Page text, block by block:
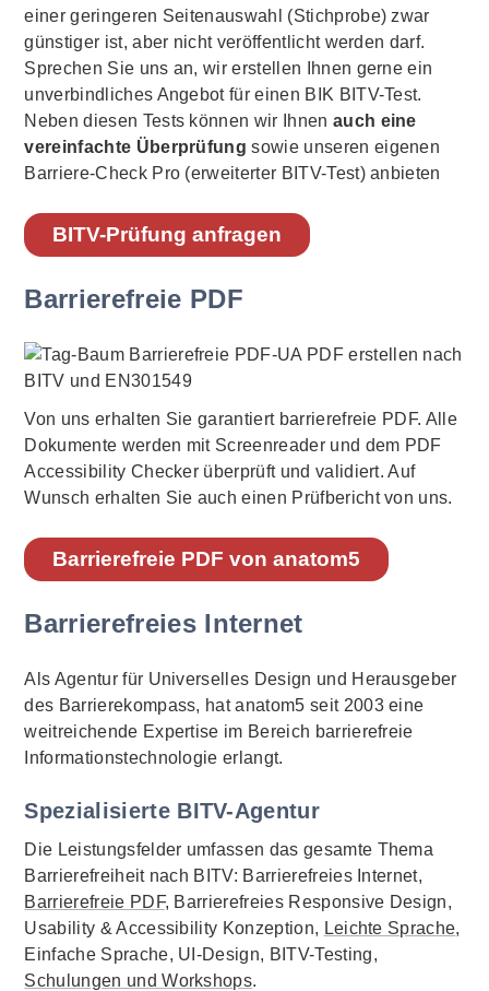
einer geringeren Seitenauswahl (Stichprobe) zwar
günstiger ist, aber nicht veröffentlicht werden darf.
Sprechen Sie uns an, wir erstellen Ihnen gerne ein
unverbindliches Angebot für einen BIK BITV-Test.
Neben diesen Tests können wir Ihnen auch eine
vereinfachte Überprüfung sowie unseren eigenen
Barriere-Check Pro (erweiterter BITV-Test) anbieten
BITV-Prüfung anfragen
Barrierefreie PDF
Von uns erhalten Sie garantiert barrierefreie PDF. Alle
Dokumente werden mit Screenreader und dem PDF
Accessibility Checker überprüft und validiert. Auf
Wunsch erhalten Sie auch einen Prüfbericht von uns.
Barrierefreie PDF von anatom5
Barrierefreies Internet
Als Agentur für Universelles Design und Herausgeber
des Barrierekompass, hat anatom5 seit 2003 eine
weitreichende Expertise im Bereich barrierefreie
Informationstechnologie erlangt.
Spezialisierte BITV-Agentur
Die Leistungsfelder umfassen das gesamte Thema
Barrierefreiheit nach BITV: Barrierefreies Internet,
Barrierefreie PDF, Barrierefreies Responsive Design,
Usability & Accessibility Konzeption, Leichte Sprache,
Einfache Sprache, UI-Design, BITV-Testing,
Schulungen und Workshops.